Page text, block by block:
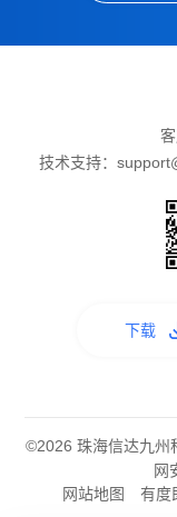
客
技术支持：
下载
©2026 珠海信达九州
网
网站地图
有度